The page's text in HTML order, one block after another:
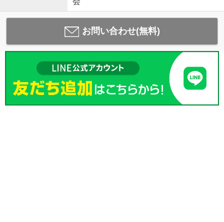
お問い合わせ(無料)